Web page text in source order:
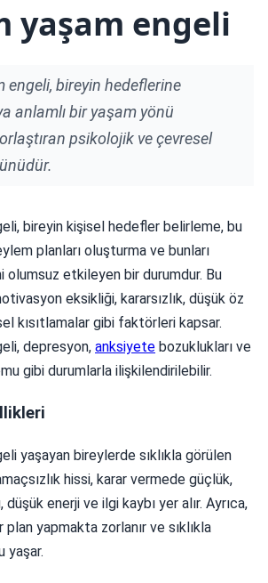
yaşam engeli
engeli, bireyin hedeflerine
anlamlı bir yaşam yönü
psikolojik ve çevresel
bireyin kişisel hedefler belirleme, bu
planları oluşturma ve bunları
olumsuz etkileyen bir durumdur. Bu
eksikliği, kararsızlık, düşük öz
kısıtlamalar gibi faktörleri kapsar.
depresyon, anksiyete bozuklukları ve
gibi durumlarla ilişkilendirilebilir.
yaşayan bireylerde sıklıkla görülen
hissi, karar vermede güçlük,
düşük enerji ve ilgi kaybı yer alır. Ayrıca,
yapmakta zorlanır ve sıklıkla
yaşar.